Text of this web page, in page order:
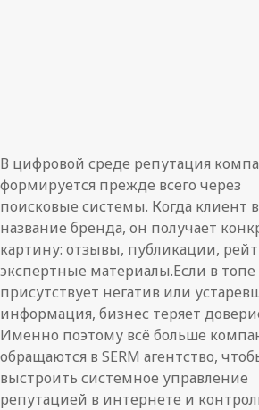
В цифровой среде репутация
формируется прежде всего через
поисковые системы. Когда клиент
название бренда, он получает
картину: отзывы, публикации,
экспертные материалы.Если в топе
присутствует негатив или
информация, бизнес теряет
Именно поэтому всё больше
обращаются в SERM агентство,
выстроить системное управление
репутацией в интернете и